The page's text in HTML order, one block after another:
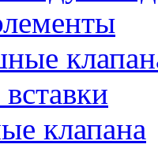
клапана